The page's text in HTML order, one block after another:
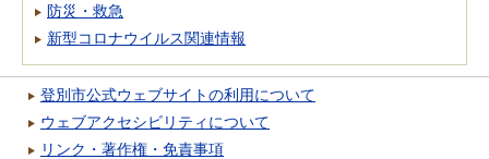
防災・救急
新型コロナウイルス関連情報
登別市公式ウェブサイトの利用について
ウェブアクセシビリティについて
リンク・著作権・免責事項